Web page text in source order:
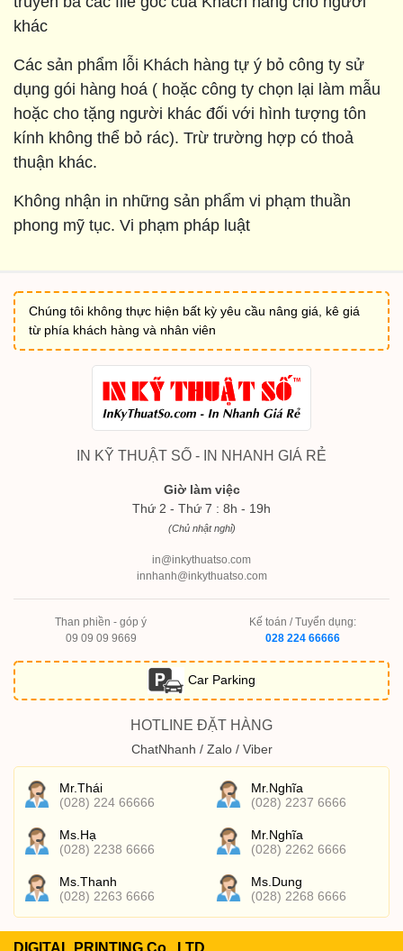
khác
Các sản phẩm lỗi Khách hàng tự ý bỏ công ty sử
dụng gói hàng hoá ( hoặc công ty chọn lại làm mẫu
hoặc cho tặng người khác đối với hình tượng tôn
kính không thể bỏ rác). Trừ trường hợp có thoả
thuận khác.
Không nhận in những sản phẩm vi phạm thuần
phong mỹ tục. Vi phạm pháp luật
Chúng tôi không thực hiện bất kỳ yêu cầu nâng giá, kê giá
từ phía khách hàng và nhân viên
IN KỸ THUẬT SỐ - IN NHANH GIÁ RẺ
Giờ làm việc
Thứ 2 - Thứ 7 : 8h - 19h
(Chủ nhật nghỉ)
in@inkythuatso.com
innhanh@inkythuatso.com
Than phiền - góp ý
09 09 09 9669
Kế toán / Tuyển dụng:
028 224 66666
Car Parking
HOTLINE ĐẶT HÀNG
ChatNhanh / Zalo / Viber
Mr.Thái
(028) 224 66666
Mr.Nghĩa
(028) 2237 6666
Ms.Hạ
(028) 2238 6666
Mr.Nghĩa
(028) 2262 6666
Ms.Thanh
(028) 2263 6666
Ms.Dung
(028) 2268 6666
DIGITAL PRINTING Co., LTD